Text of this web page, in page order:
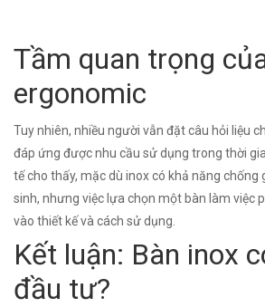
Tầm quan trọng
ergonomic
Tuy nhiên, nhiều người vẫn đặt câu hỏi liệu
đáp ứng được nhu cầu sử dụng trong thời
tế cho thấy, mặc dù inox có khả năng chống
sinh, nhưng việc lựa chọn một bàn làm việc
vào thiết kế và cách sử dụng.
Kết luận: Bàn inox
đầu tư?